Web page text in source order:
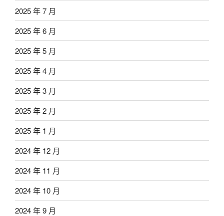
2025 年 7 月
2025 年 6 月
2025 年 5 月
2025 年 4 月
2025 年 3 月
2025 年 2 月
2025 年 1 月
2024 年 12 月
2024 年 11 月
2024 年 10 月
2024 年 9 月